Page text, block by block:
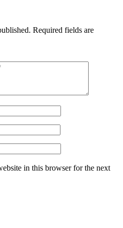
Required fields are
in this browser for the next